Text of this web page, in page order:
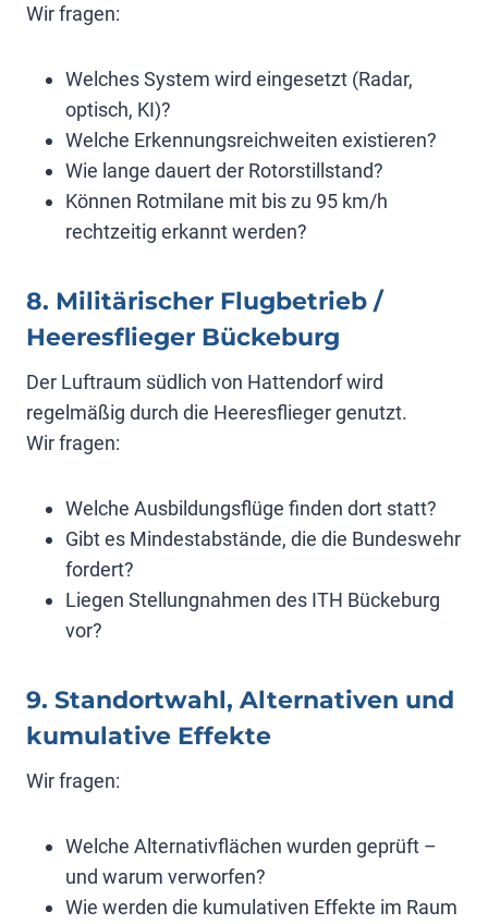
Wir fragen:
Welches System wird eingesetzt (Radar,
optisch, KI)?
Welche Erkennungsreichweiten existieren?
Wie lange dauert der Rotorstillstand?
Können Rotmilane mit bis zu 95 km/h
rechtzeitig erkannt werden?
8. Militärischer Flugbetrieb /
Heeresflieger Bückeburg
Der Luftraum südlich von Hattendorf wird
regelmäßig durch die Heeresflieger genutzt.
Wir fragen:
Welche Ausbildungsflüge finden dort statt?
Gibt es Mindestabstände, die die Bundeswehr
fordert?
Liegen Stellungnahmen des ITH Bückeburg
vor?
9. Standortwahl, Alternativen und
kumulative Effekte
Wir fragen:
Welche Alternativflächen wurden geprüft –
und warum verworfen?
Wie werden die kumulativen Effekte im Raum